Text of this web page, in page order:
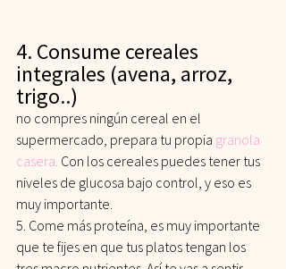
4. Consume cereales
integrales (avena, arroz,
trigo..)
no compres ningún cereal en el
supermercado, prepara tu propia granola
casera. Con los cereales puedes tener tus
niveles de glucosa bajo control, y eso es
muy importante.
5. Come más proteína, es muy importante
que te fijes en que tus platos tengan los